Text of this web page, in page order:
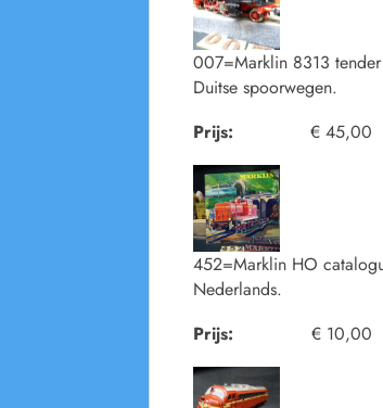
007=Marklin 8313
Duitse spoorwegen.
Prijs:
€ 45,00
452=Marklin HO
Nederlands.
Prijs:
€ 10,00